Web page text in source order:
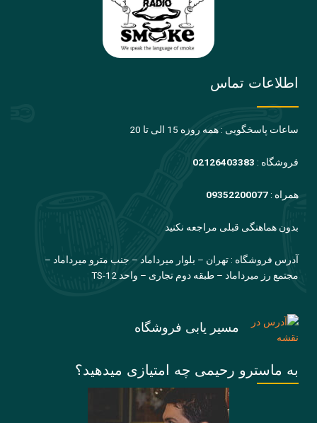
اطلاعات تماس
ساعات پاسخگویی : همه روزه 15 الی تا 20
فروشگاه : 02126403383
همراه : 09352200077
بدون هماهنگی قبلی مراجعه نکنید
آدرس فروشگاه : تهران – بلوار میرداماد – جنب مترو میرداماد –
مجتمع رز میرداماد – طبقه دوم تجاری – واحد TS-12
مسیر یابی فروشگاه
به ماسترو رحیمی چه امتیازی میدهید؟